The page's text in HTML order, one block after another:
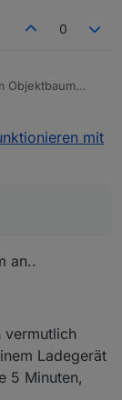
0
Objektbaum
mit
mit
an..
vermutlich
Ladegerät
5 Minuten,